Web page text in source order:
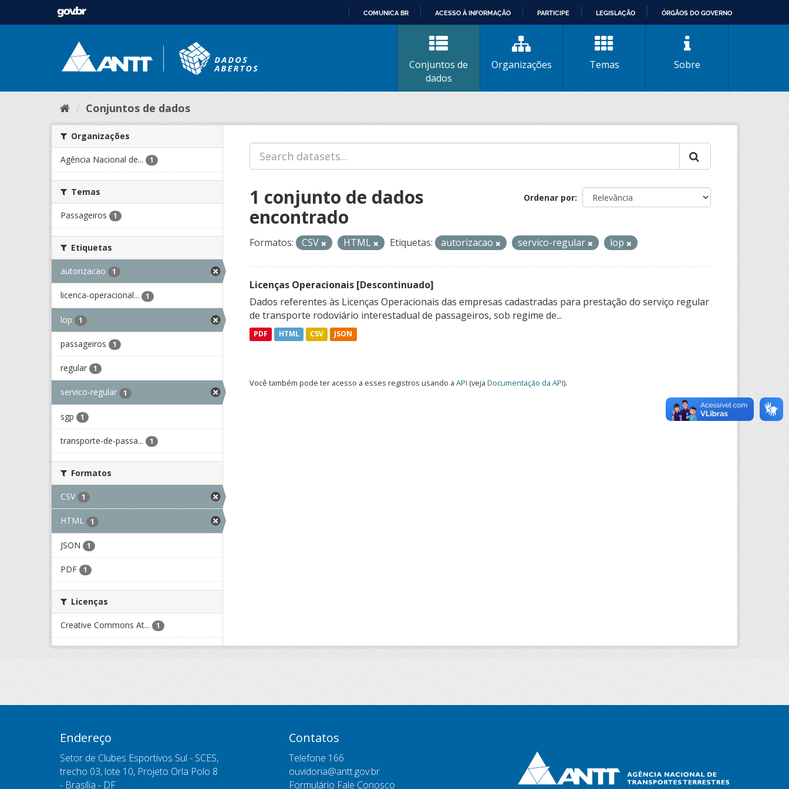
CONTEÚDO
COMUNICA BR ACESSO À INFORMAÇÃO PARTICIPE LEGISLAÇÃO ÓRGÃOS DO GOVERNO
Conjuntos de
dados
Organizações Temas Sobre
Conjuntos de dados
Organizações
Agência Nacional de... 1
Temas
Passageiros 1
Etiquetas
autorizacao 1
licenca-operacional... 1
lop 1
passageiros 1
regular 1
servico-regular 1
sgp 1
transporte-de-passa... 1
Formatos
CSV 1
HTML 1
JSON 1
PDF 1
Licenças
Creative Commons At... 1
Ordenar por
1 conjunto de dados
encontrado
Formatos: CSV HTML Etiquetas: autorizacao servico-regular lop
Licenças Operacionais [Descontinuado]
Dados referentes às Licenças Operacionais das empresas cadastradas para prestação do serviço regular
de transporte rodoviário interestadual de passageiros, sob regime de...
PDF HTML CSV JSON
Você também pode ter acesso a esses registros usando a API (veja Documentação da API).
Endereço
Setor de Clubes Esportivos Sul - SCES,
trecho 03, lote 10, Projeto Orla Polo 8
- Brasília - DF
Contatos
Telefone 166
ouvidoria@antt.gov.br
Formulário Fale Conosco